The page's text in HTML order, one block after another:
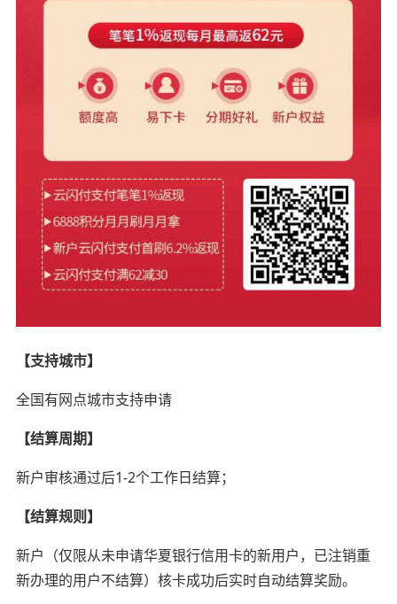
【支持城市】
全国有网点城市支持申请
【结算周期】
新户审核通过后1-2个工作日结算；
【结算规则】
新户（仅限从未申请华夏银行信用卡的新用户，已注销重
新办理的用户不结算）核卡成功后实时自动结算奖励。